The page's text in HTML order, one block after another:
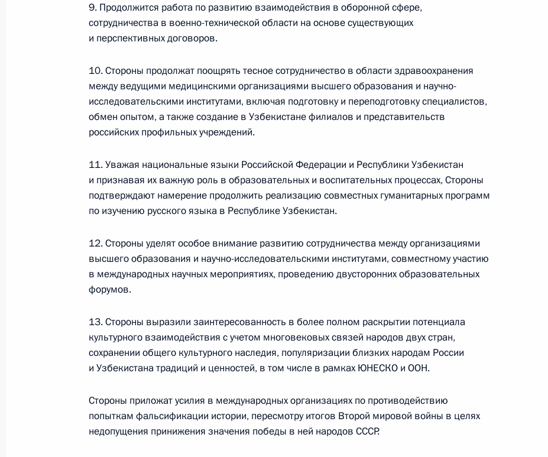
и цифровых платформ
9 июля 2026 года, 17:00 8 июля 2026 года, 15:00
Комиссии и советыпри Президенте России
Меры Правительства
по повышению устойчивости
экономики и поддержке
GOVERNMENT.RU
Конституция Российской
Федерации
CONSTITUTION.KREMLIN.RU
правовой информации
Президента
России
ресурсы
Президента России
сетевые ресурсы
Президента России
техническая
информация
9. Продолжится работа по развитию взаимодействия в оборонной сфере,
сотрудничества в военно-технической области на основе существующих
и перспективных договоров.
10. Стороны продолжат поощрять тесное сотрудничество в области здравоохранения
между ведущими медицинскими организациями высшего образования и научно-
исследовательскими институтами, включая подготовку и переподготовку специалистов,
обмен опытом, а также создание в Узбекистане филиалов и представительств
российских профильных учреждений.
11. Уважая национальные языки Российской Федерации и Республики Узбекистан
и признавая их важную роль в образовательных и воспитательных процессах, Стороны
подтверждают намерение продолжить реализацию совместных гуманитарных программ
по изучению русского языка в Респуб­лике Узбекистан.
12. Стороны уделят особое внимание развитию сотрудничества между организациями
высшего образования и научно-исследовательскими институтами, совместному участию
в международных научных мероприятиях, проведению двусторонних образовательных
форумов.
13. Стороны выразили заинтересованность в более полном раскрытии потенциала
культурного взаимодействия с учетом многовековых связей народов двух стран,
сохранении общего культурного наследия, популяризации близких народам России
и Узбекистана традиций и ценностей, в том числе в рамках ЮНЕСКО и ООН.
Стороны приложат усилия в международных организациях по противодействию
попыткам фальсификации истории, пересмотру итогов Второй мировой войны в целях
недопущения принижения значения победы в ней народов СССР.